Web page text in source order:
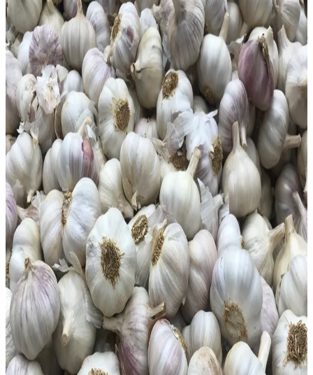
Video